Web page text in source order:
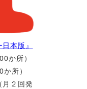
本版』
か所）
か所）
（月２回発